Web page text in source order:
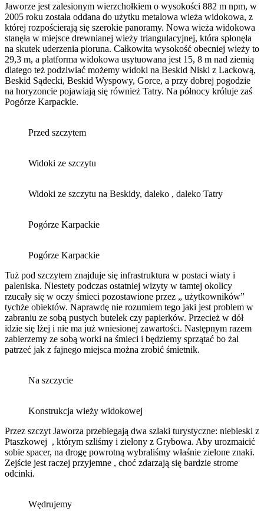
Jaworze jest zalesionym wierzchołkiem o wysokości 882 m npm, w
2005 roku została oddana do użytku metalowa wieża widokowa, z
której rozpościerają się szerokie panoramy. Nowa wieża widokowa
stanęła w miejsce drewnianej wieży triangulacyjnej, która spłonęła
na skutek uderzenia pioruna. Całkowita wysokość obecniej wieży to
29,3 m, a platforma widokowa usytuowana jest 15, 8 m nad ziemią
dlatego też podziwiać możemy widoki na Beskid Niski z Lackową,
Beskid Sądecki, Beskid Wyspowy, Gorce, a przy dobrej pogodzie
na horyzoncie pojawiają się również Tatry. Na północy króluje zaś
Pogórze Karpackie.
Przed szczytem
Widoki ze szczytu
Widoki ze szczytu na Beskidy, daleko , daleko Tatry
Pogórze Karpackie
Pogórze Karpackie
Tuż pod szczytem znajduje się infrastruktura w postaci wiaty i
paleniska. Niestety podczas ostatniej wizyty w tamtej okolicy
rzucały się w oczy śmieci pozostawione przez „ użytkowników”
tychże obiektów. Naprawdę nie rozumiem tego jaki jest problem w
zabraniu ze sobą pustych butelek czy papierków. Przecież w dół
idzie się lżej i nie ma już wniesionej zawartości. Następnym razem
zabierzemy ze sobą worki na śmieci i będziemy sprzątać bo żal
patrzeć jak z fajnego miejsca można zrobić śmietnik.
Na szczycie
Konstrukcja wieży widokowej
Przez szczyt Jaworza przebiegają dwa szlaki turystyczne: niebieski z
Ptaszkowej , którym szliśmy i zielony z Grybowa. Aby urozmaicić
sobie spacer, na drogę powrotną wybraliśmy właśnie zielone znaki.
Zejście jest raczej przyjemne , choć zdarzają się bardzie strome
odcinki.
Wędrujemy